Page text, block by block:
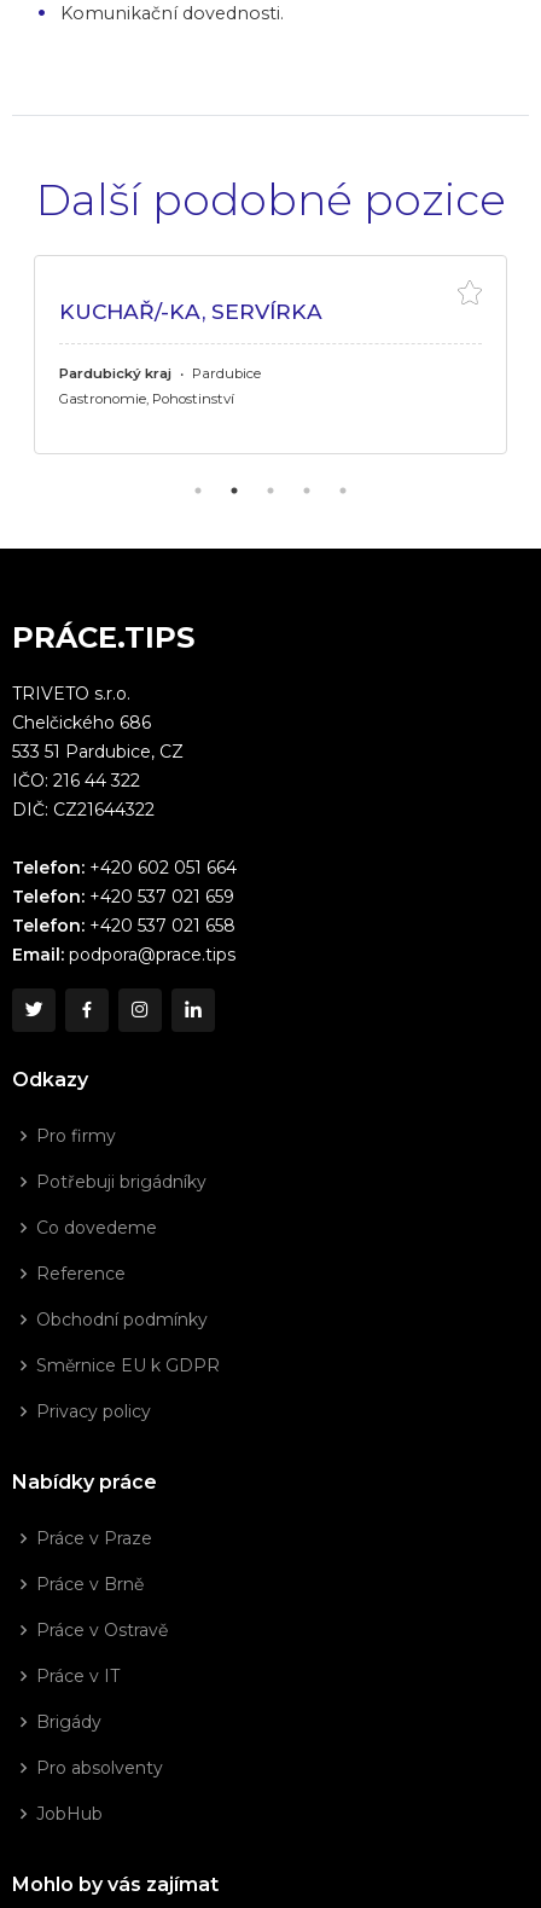
Komunikační dovednosti.
Další podobné pozice
KUCHAŘ/-KA, SERVÍRKA
Pardubický kraj • Pardubice
Gastronomie, Pohostinství
PRÁCE.TIPS
TRIVETO s.r.o.
Chelčického 686
533 51 Pardubice, CZ
IČO: 216 44 322
DIČ: CZ21644322
Telefon: +420 602 051 664
Telefon: +420 537 021 659
Telefon: +420 537 021 658
Email: podpora@prace.tips
Odkazy
Pro firmy
Potřebuji brigádníky
Co dovedeme
Reference
Obchodní podmínky
Směrnice EU k GDPR
Privacy policy
Nabídky práce
Práce v Praze
Práce v Brně
Práce v Ostravě
Práce v IT
Brigády
Pro absolventy
JobHub
Mohlo by vás zajímat